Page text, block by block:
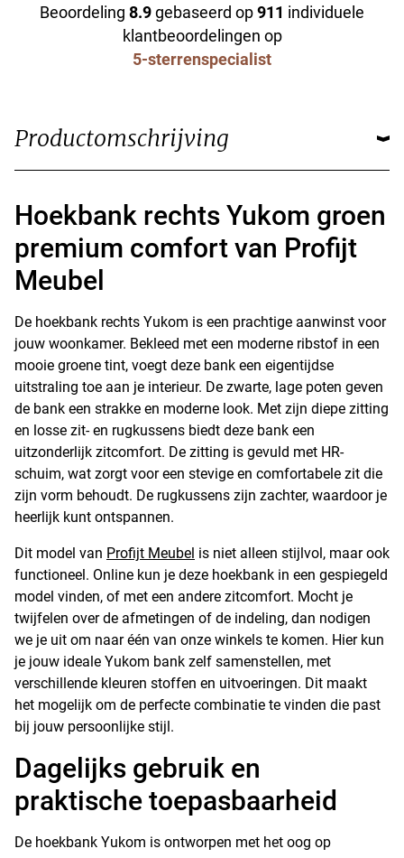
Beoordeling 8.9gebaseerd op911 individuele
klantbeoordelingen op
5-sterrenspecialist
Productomschrijving
Hoekbank rechts Yukom groen
premium comfort van Profijt
Meubel
De hoekbank rechts Yukom is een prachtige aanwinst voor
jouw woonkamer. Bekleed met een moderne ribstof in een
mooie groene tint, voegt deze bank een eigentijdse
uitstraling toe aan je interieur. De zwarte, lage poten geven
de bank een strakke en moderne look. Met zijn diepe zitting
en losse zit- en rugkussens biedt deze bank een
uitzonderlijk zitcomfort. De zitting is gevuld met HR-
schuim, wat zorgt voor een stevige en comfortabele zit die
zijn vorm behoudt. De rugkussens zijn zachter, waardoor je
heerlijk kunt ontspannen.
Dit model van Profijt Meubel is niet alleen stijlvol, maar ook
functioneel. Online kun je deze hoekbank in een gespiegeld
model vinden, of met een andere zitcomfort. Mocht je
twijfelen over de afmetingen of de indeling, dan nodigen
we je uit om naar één van onze winkels te komen. Hier kun
je jouw ideale Yukom bank zelf samenstellen, met
verschillende kleuren stoffen en uitvoeringen. Dit maakt
het mogelijk om de perfecte combinatie te vinden die past
bij jouw persoonlijke stijl.
Dagelijks gebruik en
praktische toepasbaarheid
De hoekbank Yukom is ontworpen met het oog op